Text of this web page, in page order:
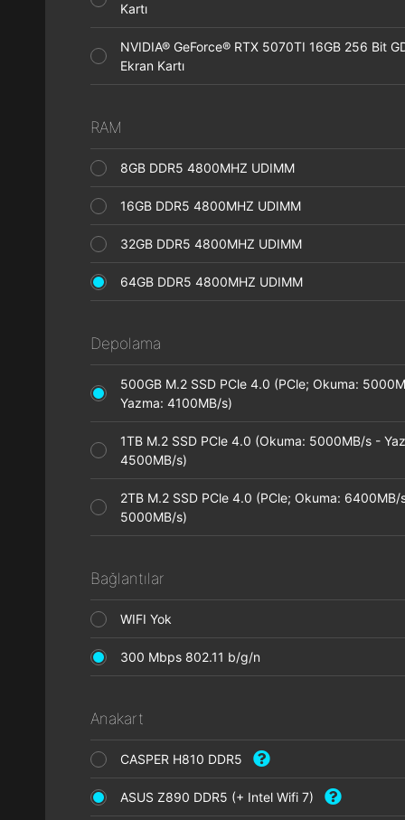
Kartı
NVIDIA® GeForce® RTX 5070TI 16GB 256 Bit
Ekran Kartı
RAM
8GB DDR5 4800MHZ UDIMM
16GB DDR5 4800MHZ UDIMM
32GB DDR5 4800MHZ UDIMM
64GB DDR5 4800MHZ UDIMM
Depolama
500GB M.2 SSD PCle 4.0 (PCle; Okuma:
Yazma: 4100MB/s)
1TB M.2 SSD PCle 4.0 (Okuma: 5000MB/s -
4500MB/s)
2TB M.2 SSD PCle 4.0 (PCle; Okuma: 6400MB/
5000MB/s)
Bağlantılar
WIFI Yok
300 Mbps 802.11 b/g/n
Anakart
CASPER H810 DDR5
ASUS Z890 DDR5 (+ Intel Wifi 7)